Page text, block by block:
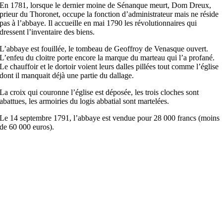
En 1781, lorsque le dernier moine de Sénanque meurt, Dom Dreux,
prieur du Thoronet, occupe la fonction d’administrateur mais ne réside
pas à l’abbaye. Il accueille en mai 1790 les révolutionnaires qui
dressent l’inventaire des biens.
L’abbaye est fouillée, le tombeau de Geoffroy de Venasque ouvert.
L’enfeu du cloitre porte encore la marque du marteau qui l’a profané.
Le chauffoir et le dortoir voient leurs dalles pillées tout comme l’église
dont il manquait déjà une partie du dallage.
La croix qui couronne l’église est déposée, les trois cloches sont
abattues, les armoiries du logis abbatial sont martelées.
Le 14 septembre 1791, l’abbaye est vendue pour 28 000 francs (moins
de 60 000 euros).